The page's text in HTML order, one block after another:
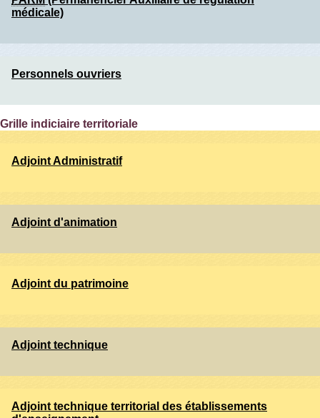
médicale)
Personnels ouvriers
Grille indiciaire territoriale
Adjoint Administratif
Adjoint d'animation
Adjoint du patrimoine
Adjoint technique
Adjoint technique territorial des établissements